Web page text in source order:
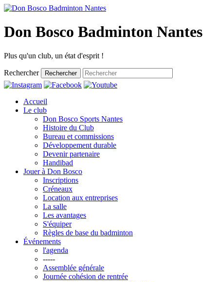
Don Bosco Badminton Nantes
Plus qu'un club, un état d'esprit !
Rechercher Rechercher
Accueil
Le club
Don Bosco Sports Nantes
Histoire du Club
Bureau et commissions
Développement durable
Devenir partenaire
Handibad
Jouer à Don Bosco
Inscriptions
Créneaux
Location aux entreprises
La salle
Les avantages
S'équiper
Règles de base du badminton
Événements
l'agenda
-----
Assemblée générale
Journée cohésion de rentrée